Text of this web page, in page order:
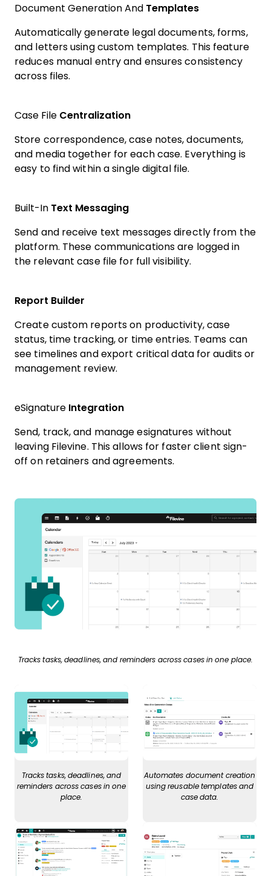
Document Generation And Templates
Automatically generate legal documents, forms,
and letters using custom templates. This feature
reduces manual entry and ensures consistency
across files.
Case File Centralization
Store correspondence, case notes, documents,
and media together for each case. Everything is
easy to find within a single digital file.
Built-In Text Messaging
Send and receive text messages directly from the
platform. These communications are logged in
the relevant case file for full visibility.
Report Builder
Create custom reports on productivity, case
status, time tracking, or time entries. Teams can
see timelines and export critical data for audits or
management review.
eSignature Integration
Send, track, and manage esignatures without
leaving Filevine. This allows for faster client sign-
off on retainers and agreements.
Tracks tasks, deadlines, and reminders across cases in one place.
Tracks tasks, deadlines, and
reminders across cases in one
place.
Automates document creation
using reusable templates and
case data.